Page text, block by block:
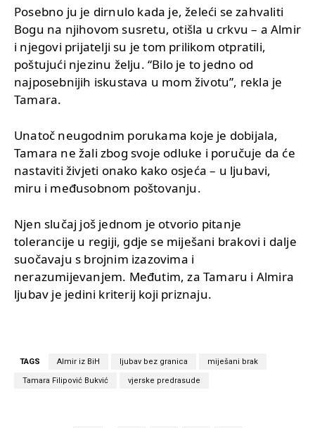
Posebno ju je dirnulo kada je, želeći se zahvaliti
Bogu na njihovom susretu, otišla u crkvu – a Almir
i njegovi prijatelji su je tom prilikom otpratili,
poštujući njezinu želju. “Bilo je to jedno od
najposebnijih iskustava u mom životu”, rekla je
Tamara.
Unatoč neugodnim porukama koje je dobijala,
Tamara ne žali zbog svoje odluke i poručuje da će
nastaviti živjeti onako kako osjeća – u ljubavi,
miru i međusobnom poštovanju.
Njen slučaj još jednom je otvorio pitanje
tolerancije u regiji, gdje se miješani brakovi i dalje
suočavaju s brojnim izazovima i
nerazumijevanjem. Međutim, za Tamaru i Almira
ljubav je jedini kriterij koji priznaju.
TAGS Almir iz BiH ljubav bez granica miješani brak
Tamara Filipović Bukvić vjerske predrasude